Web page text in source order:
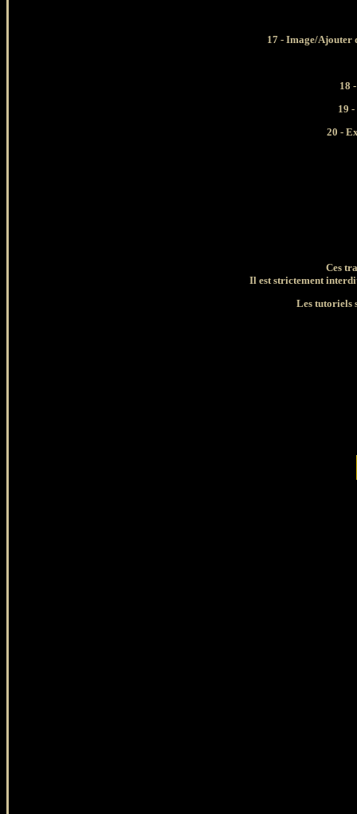
17 - Image/Ajouter
18
19
20 -
Ces
Il est strictement
Les tutoriels